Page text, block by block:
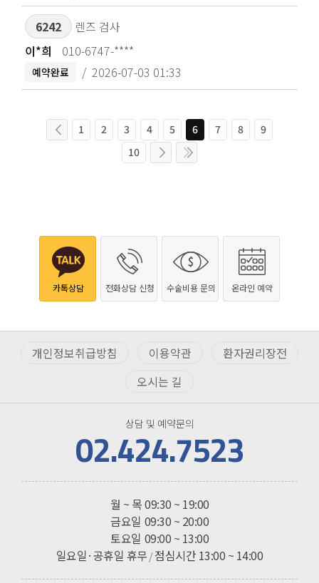
6242
렌즈 검사
이*희
010-6747-****
예약완료 2026-07-03 01:33
1 2 3 4 5 6 7 8
9
10
카톡상담 전화상담 신청 수술비용 문의 온라인 예약
개인정보취급방침 이용약관
환자권리장전
오시는 길
상담 및 예약문의
02.424.7523
진료시간
월 ~ 목09:30 ~ 19:00
금요일 09:30 ~ 20:00
토요일 09:00 ~ 13:00
일요일·공휴일 휴무 /점심시간 13:00 ~ 14:00